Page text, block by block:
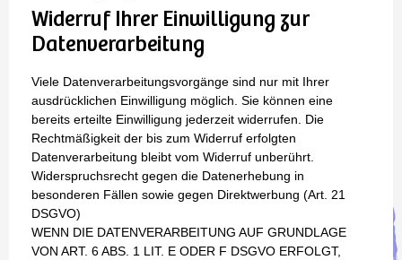
Widerruf Ihrer Einwilligung zur
Datenverarbeitung
Viele Datenverarbeitungsvorgänge sind nur mit Ihrer
ausdrücklichen Einwilligung möglich. Sie können eine
bereits erteilte Einwilligung jederzeit widerrufen. Die
Rechtmäßigkeit der bis zum Widerruf erfolgten
Datenverarbeitung bleibt vom Widerruf unberührt.
Widerspruchsrecht gegen die Datenerhebung in
besonderen Fällen sowie gegen Direktwerbung (Art. 21
DSGVO)
WENN DIE DATENVERARBEITUNG AUF GRUNDLAGE
VON ART. 6 ABS. 1 LIT. E ODER F DSGVO ERFOLGT,